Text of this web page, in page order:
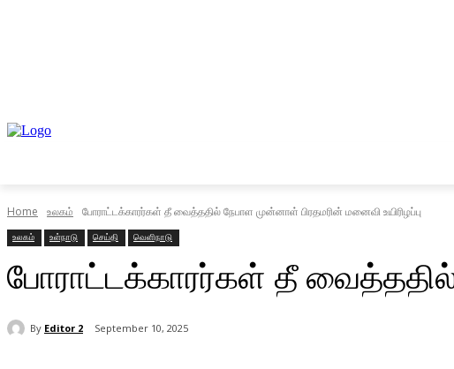
Home உலகம் போராட்டக்காரர்கள் தீ வைத்ததில் நேபாள முன்னாள் பிரதமரின் மனைவி உயிரிழப்பு
உலகம் உள்நாடு செய்தி வெளிநாடு
போராட்டக்காரர்கள் தீ வைத்ததில்
By Editor 2 September 10, 2025